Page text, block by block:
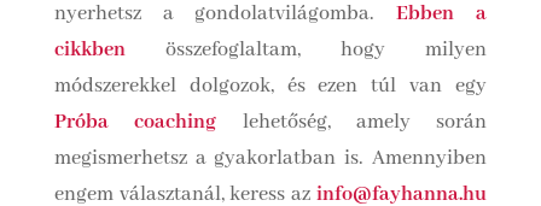
nyerhetsz a gondolatvilágomba.Ebben a
cikkbenösszefoglaltam, hogy milyen
módszerekkel dolgozok, és ezen túl van egy
Próba coaching lehetőség, amely során
megismerhetsz a gyakorlatban is. Amennyiben
engem választanál, keress azinfo@fayhanna.hu